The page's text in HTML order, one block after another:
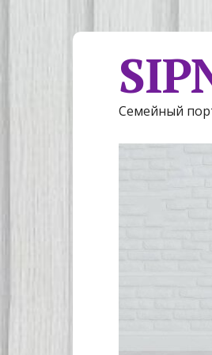
Семейный